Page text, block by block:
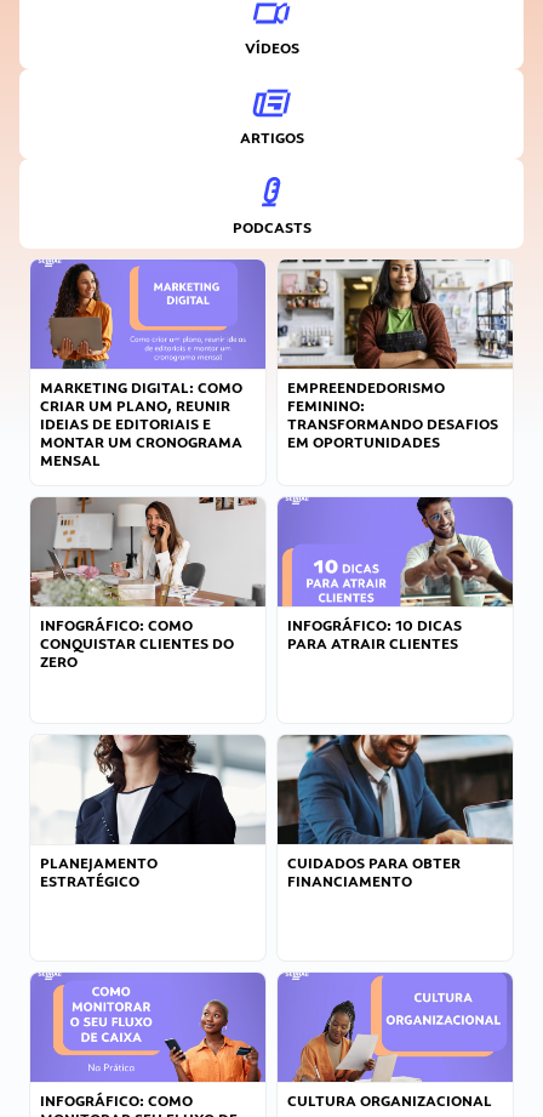
VÍDEOS
ARTIGOS
PODCASTS
MARKETING DIGITAL: COMO
CRIAR UM PLANO, REUNIR
IDEIAS DE EDITORIAIS E
MONTAR UM CRONOGRAMA
MENSAL
EMPREENDEDORISMO
FEMININO:
TRANSFORMANDO DESAFIOS
EM OPORTUNIDADES
INFOGRÁFICO: COMO
CONQUISTAR CLIENTES DO
ZERO
INFOGRÁFICO: 10 DICAS
PARA ATRAIR CLIENTES
PLANEJAMENTO
ESTRATÉGICO
CUIDADOS PARA OBTER
FINANCIAMENTO
INFOGRÁFICO: COMO
CULTURA ORGANIZACIONAL